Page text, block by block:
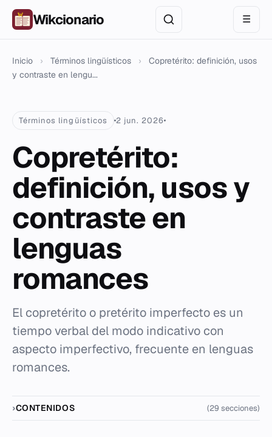
Wikcionario ☰
Inicio › Términos lingüísticos ›
Copretérito: definición, usos
y contraste en lengu...
Términos lingüísticos 2 jun. 2026
Copretérito:
definición, usos y
contraste en
lenguas
romances
El copretérito o pretérito imperfecto es un
tiempo verbal del modo indicativo con
aspecto imperfectivo, frecuente en lenguas
romances.
CONTENIDOS (29 secciones)